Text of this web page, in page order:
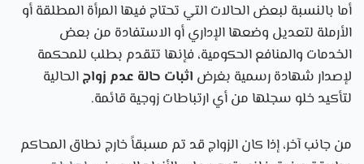
أما بالنسبة لبعض الحالات التي تحتاج فيها المرأة المطلقة أو
الأرملة لتعديل وضعها الإداري أو الاستفادة من بعض
الخدمات والمنافع الحكومية، فإنها تتقدم بطلب للمحكمة
لإصدار شهادة رسمية بغرض اثبات حالة عدم زواجالحالية
لتأكيد خلو سجلها من أي ارتباطات زوجية قائمة.
من جانب آخر، إذا كان الزواج قد تم مسبقاً خارج نطاق المحاكم